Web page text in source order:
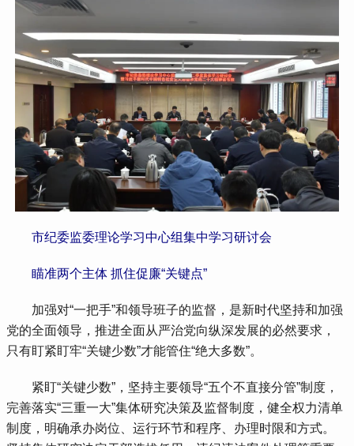
市纪委监委理论学习中心组集中学习研讨会
瞄准两个主体 抓住促廉“关键点”
加强对“一把手”和领导班子的监督，是新时代坚持和加强
党的全面领导，推进全面从严治党向纵深发展的必然要求，
只有盯紧盯牢“关键少数”才能管住“绝大多数”。
紧盯“关键少数”，坚持主要领导“五个不直接分管”制度，
完善落实“三重一大”集体研究决策及监督制度，健全权力清单
制度，明确承办岗位、运行环节和程序、办理时限和方式。